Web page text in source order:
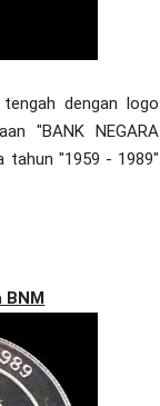
dengan logo
"BANK NEGARA
tahun "1959 - 1989"
BNM